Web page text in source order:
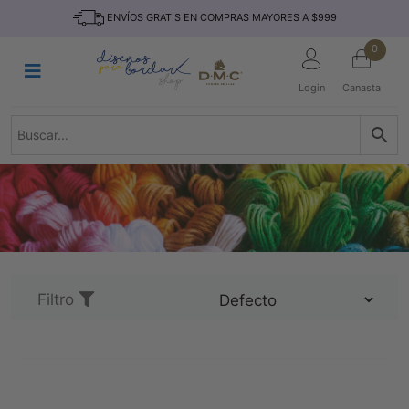
ENVÍOS GRATIS EN COMPRAS MAYORES A $999
Login
0
Canasta
TEJIDO
REVISTAS
TELAS
TEMÁTICO
NOVEDADES
Filtro